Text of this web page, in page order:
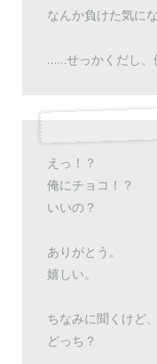
なんか負けた気に
……せっかくだし、
えっ！？
俺にチョコ！？
いいの？
ありがとう。
嬉しい。
ちなみに聞くけど
どっち？